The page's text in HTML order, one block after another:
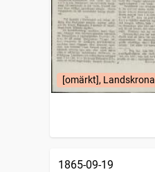
[omärkt], Landskrona
1865-09-19